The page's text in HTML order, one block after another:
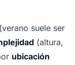
(verano suele ser
(altura,
ubicación